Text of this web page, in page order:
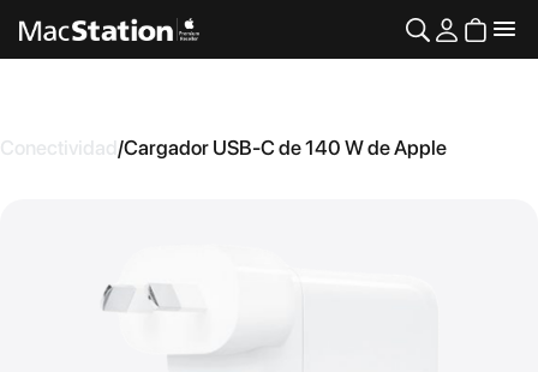
Conectividad/Cargador USB-C de 140 W de Apple